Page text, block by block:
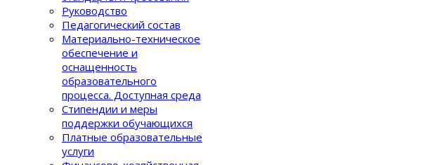
Руководство
Педагогический состав
Материально-техническое
обеспечение и
оснащенность
образовательного
процеcса. Доступная среда
Стипендии и меры
поддержки обучающихся
Платные образовательные
услуги